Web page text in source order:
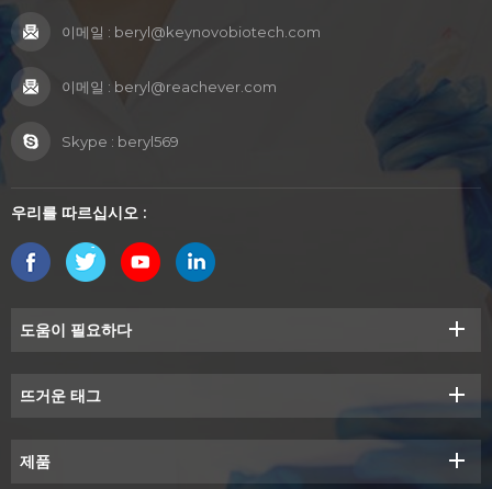
이메일 : beryl@keynovobiotech.com
이메일 : beryl@reachever.com
Skype : beryl569
우리를 따르십시오 :
도움이 필요하다
뜨거운 태그
제품